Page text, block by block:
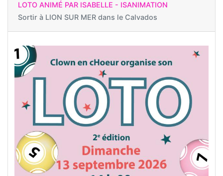
LOTO ANIMÉ PAR ISABELLE - ISANIMATION
Sortir à LION SUR MER dans le Calvados